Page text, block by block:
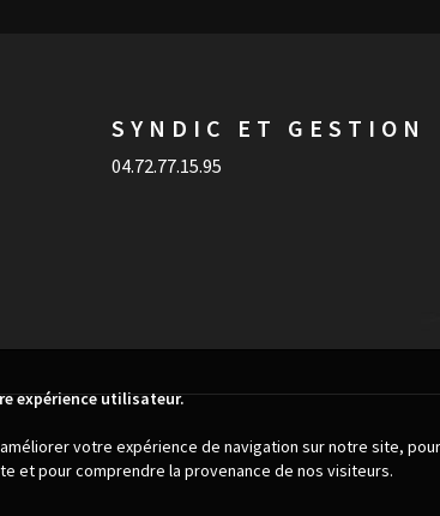
SYNDIC ET GESTION
04.72.77.15.95
expérience utilisateur.
votre expérience de navigation sur notre site,
et pour comprendre la provenance de nos visiteurs.